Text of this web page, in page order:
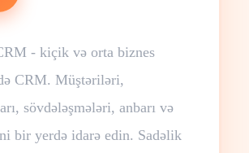
- kiçik və orta biznes
CRM. Müştəriləri,
sövdələşmələri, anbarı və
bir yerdə idarə edin. Sadəlik